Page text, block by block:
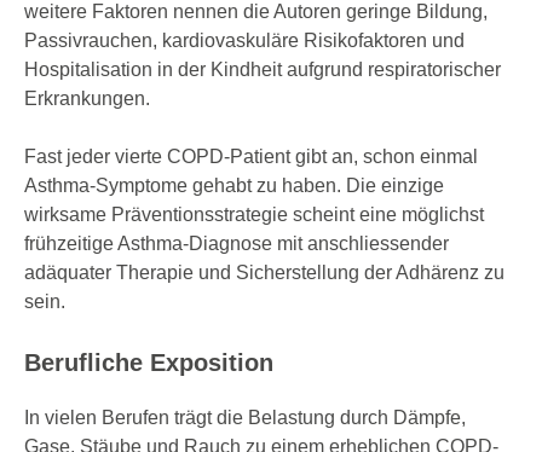
weitere Faktoren nennen die Autoren geringe Bildung,
Passivrauchen, kardiovaskuläre Risikofaktoren und
Hospitalisation in der Kindheit aufgrund respiratorischer
Erkrankungen.
Fast jeder vierte COPD-Patient gibt an, schon einmal
Asthma-Symptome gehabt zu haben. Die einzige
wirksame Präventionsstrategie scheint eine möglichst
frühzeitige Asthma-Diagnose mit anschliessender
adäquater Therapie und Sicherstellung der Adhärenz zu
sein.
Berufliche Exposition
In vielen Berufen trägt die Belas­tung durch Dämpfe,
Gase, Stäube und Rauch zu einem erheblichen COPD-